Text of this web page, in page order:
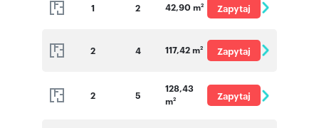
1 2 42,90 m2
Zapytaj
2 4 117,42 m2
Zapytaj
2 5
128,43
m2
Zapytaj